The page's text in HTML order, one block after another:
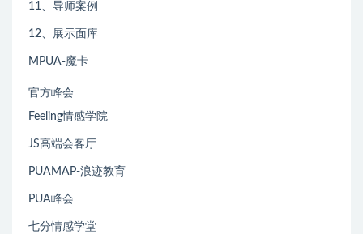
11、导师案例
12、展示面库
MPUA-魔卡
官方峰会
Feeling情感学院
JS高端会客厅
PUAMAP-浪迹教育
PUA峰会
七分情感学堂